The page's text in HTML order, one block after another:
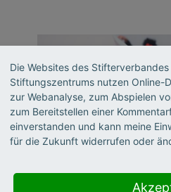
Die Websites des
Stiftungszentrums nutzen Online-
zur Webanalyse, zum Abspielen
zum Bereitstellen einer
einverstanden und kann meine
für die Zukunft widerrufen oder